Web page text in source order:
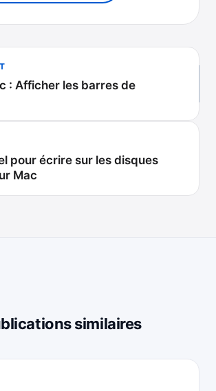
: Afficher les barres de
pour écrire sur les disques
Mac
similaires